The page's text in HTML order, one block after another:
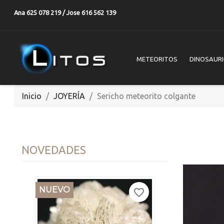
Ana 625 078 219 / Jose 616 562 139
METEORITOS
Inicio JOYERÍA Sericho meteorito colgante
NOVEDADES
NUEVO favorite_border